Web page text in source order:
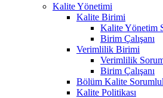
Kalite Yönetimi
Kalite Birimi
Kalite Yönetim
Birim Çalışanı
Verimlilik Birimi
Verimlilik
Birim Çalışanı
Bölüm Kalite
Kalite Politikası